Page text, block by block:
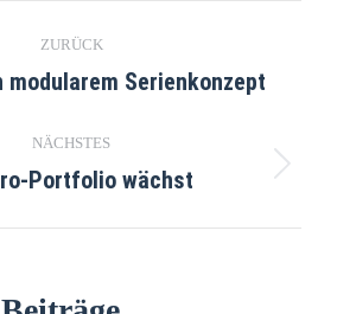
ZURÜCK
Serienkonzept
NÄCHSTES
Portfolio wächst